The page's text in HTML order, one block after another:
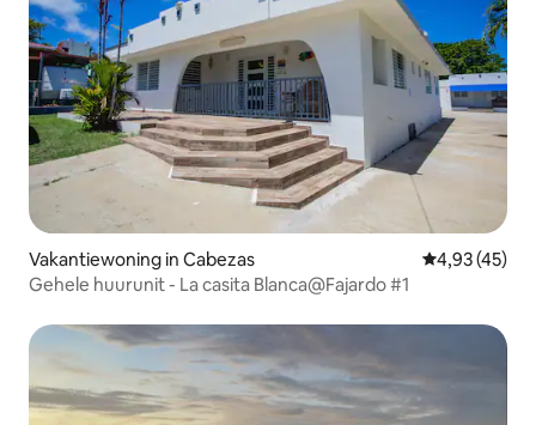
Vakantiewoning in Cabezas Gemiddelde
4,93 (45)
Gehele huurunit - La casita Blanca@Fajardo #1